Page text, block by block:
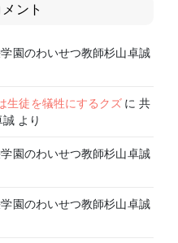
ント
園のわいせつ教師杉山卓誠
生徒を犠牲にするクズ に 共
誠 より
園のわいせつ教師杉山卓誠
園のわいせつ教師杉山卓誠